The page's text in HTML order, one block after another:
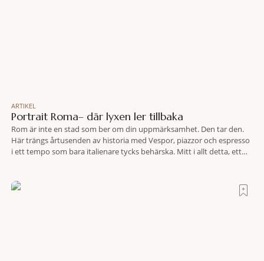
ARTIKEL
Portrait Roma– där lyxen ler tillbaka
Rom är inte en stad som ber om din uppmärksamhet. Den tar den.
Här trängs årtusenden av historia med Vespor, piazzor och espresso
i ett tempo som bara italienare tycks behärska. Mitt i allt detta, ett